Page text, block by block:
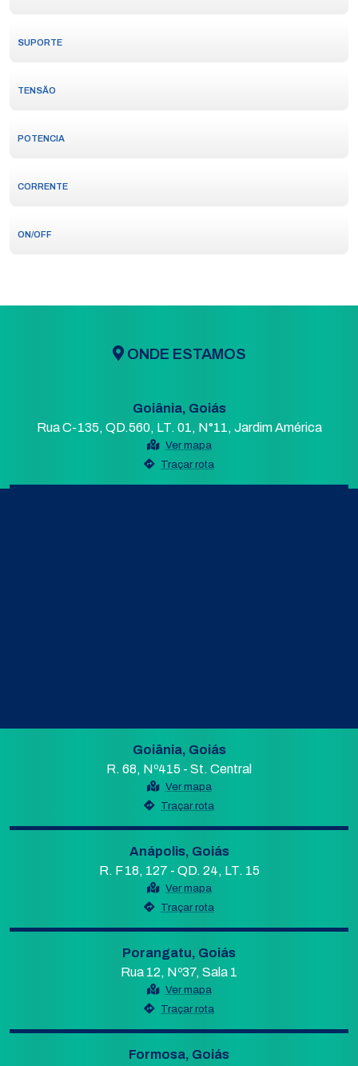
SUPORTE
TENSÃO
POTENCIA
CORRENTE
ON/OFF
ONDE ESTAMOS
Goiânia, Goiás
Rua C-135, QD.560, LT. 01, N°11, Jardim América
Ver mapa
Traçar rota
Goiânia, Goiás
R. 68, Nº415 - St. Central
Ver mapa
Traçar rota
Anápolis, Goiás
R. F 18, 127 - QD. 24, LT. 15
Ver mapa
Traçar rota
Porangatu, Goiás
Rua 12, Nº37, Sala 1
Ver mapa
Traçar rota
Formosa, Goiás